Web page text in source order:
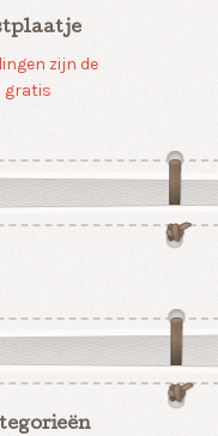
zijn de
gratis